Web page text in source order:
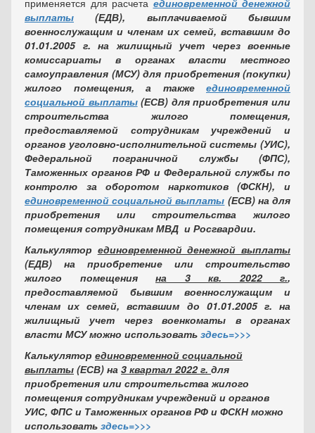
применяется для расчета единовременной денежной
выплаты (ЕДВ), выплачиваемой бывшим
военнослужащим и членам их семей, вставшим до
01.01.2005 г. на жилищный учет через военные
комиссариаты в органах власти местного
самоуправления (МСУ) для приобретения (покупки)
жилого помещения, а также единовременной
социальной выплаты(ЕСВ) для приобретения или
строительства жилого помещения,
предоставляемой сотрудникам учреждений и
органов уголовно-исполнительной системы (УИС),
Федеральной пограничной службы (ФПС),
Таможенных органов РФ и Федеральной службы по
контролю за оборотом наркотиков (ФСКН), и
единовременной социальной выплаты (ЕСВ) на для
приобретения или строительства жилого
помещения сотрудникам МВД и Росгвардии.
Калькулятор единовременной денежной выплаты
(ЕДВ) на приобретение или строительство
жилого помещения на 3 кв. 2022 г.,
предоставляемой бывшим военнослужащим и
членам их семей, вставшим до 01.01.2005 г. на
жилищный учет через военкоматы в органах
власти МСУ можно использовать здесь=>>>
Калькулятор единовременной социальной
выплаты (ЕСВ) на 3 квартал 2022 г. для
приобретения или строительства жилого
помещения сотрудникам учреждений и органов
УИС, ФПС и Таможенных органов РФ и ФСКН можно
использовать здесь=>>>